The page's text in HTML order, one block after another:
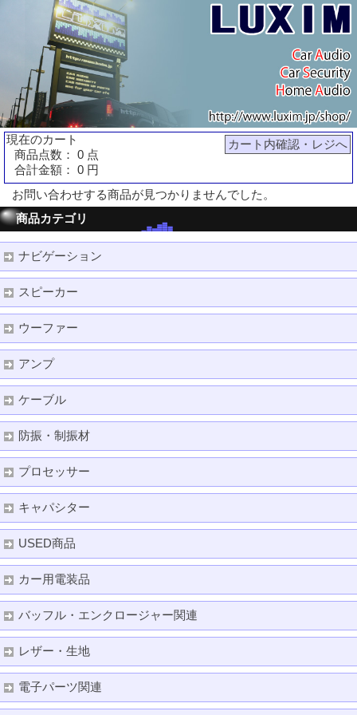
カート内確認・レジへ
現在のカート
商品点数： 0 点
合計金額： 0 円
お問い合わせする商品が見つかりませんでした。
商品カテゴリ
ナビゲーション
スピーカー
ウーファー
アンプ
ケーブル
防振・制振材
プロセッサー
キャパシター
USED商品
カー用電装品
バッフル・エンクロージャー関連
レザー・生地
電子パーツ関連